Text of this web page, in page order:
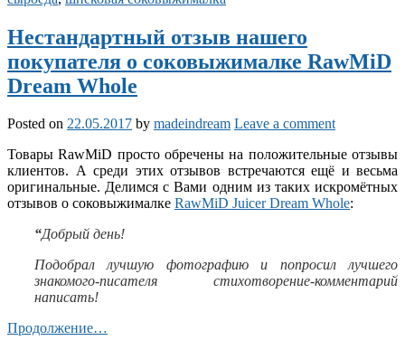
Нестандартный отзыв нашего
покупателя о соковыжималке RawMiD
Dream Whole
Posted on 22.05.2017 by madeindream Leave a comment
Товары RawMiD просто обречены на положительные отзывы
клиентов. А среди этих отзывов встречаются ещё и весьма
оригинальные. Делимся с Вами одним из таких искромётных
отзывов о соковыжималке RawMiD Juicer Dream Whole:
“Добрый день!
Подобрал лучшую фотографию и попросил лучшего
знакомого-писателя стихотворение-комментарий
написать!
Продолжение…